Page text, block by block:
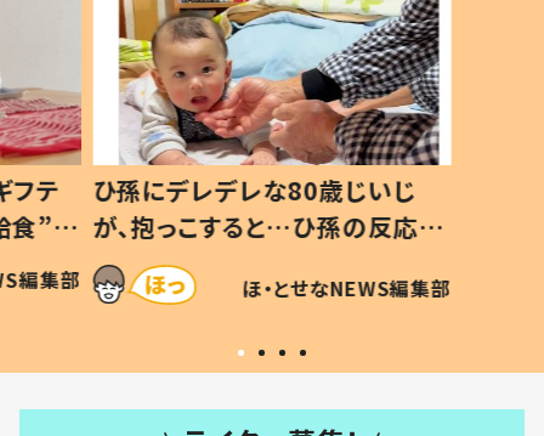
フテ
食”を
の親
編集部
ひ孫にデレデレな80歳じいじ
が、抱っこすると…ひ孫の反応に
「涙が出ました」「可愛くて仕方な
い」
ほ・とせなNEWS編集部